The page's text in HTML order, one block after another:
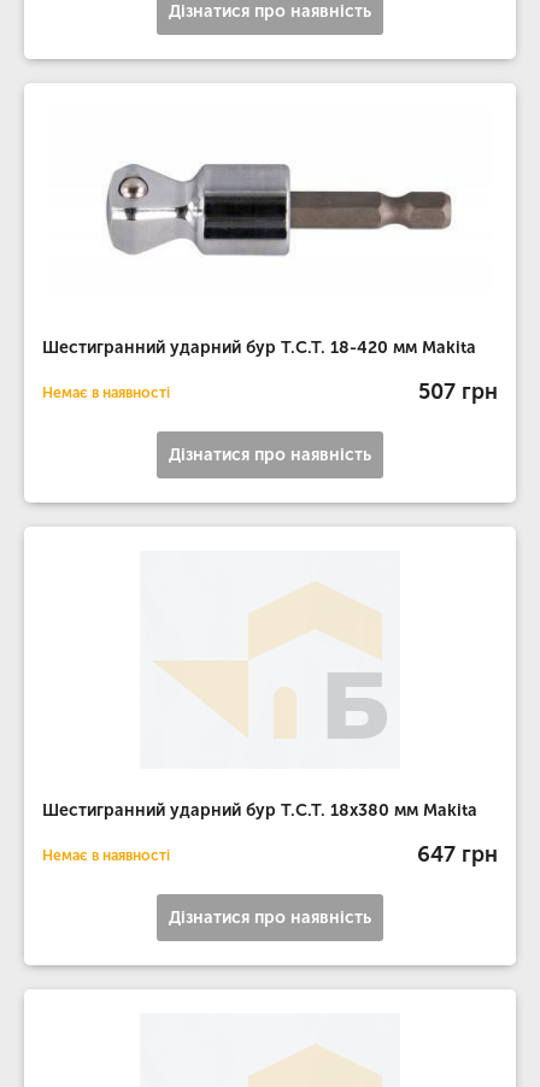
Дізнатися про наявність
Шестигранний ударний бур T.C.T. 18-420 мм Makita
Немає в наявності 507 грн
Дізнатися про наявність
Шестигранний ударний бур T.C.T. 18х380 мм Makita
Немає в наявності 647 грн
Дізнатися про наявність